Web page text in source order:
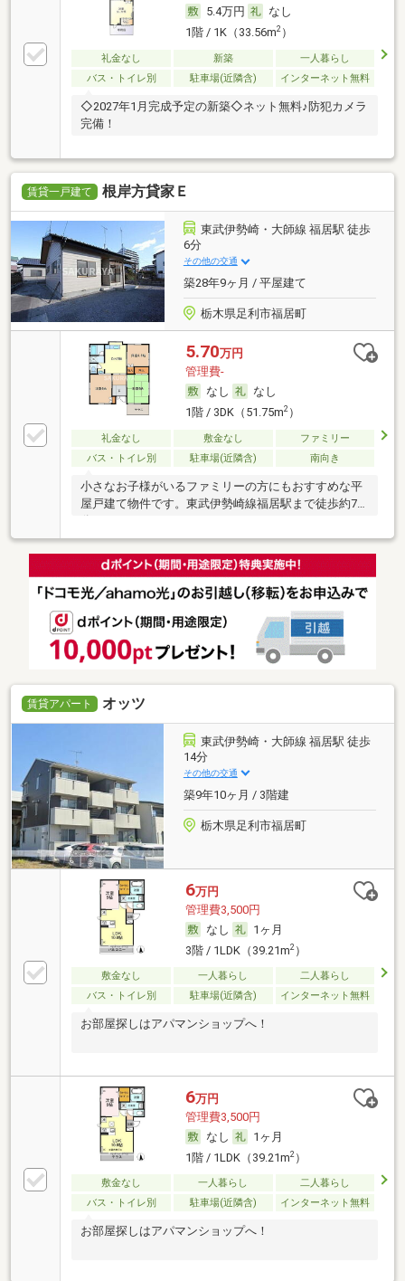
5.4万円
なし
1階 / 1K（33.56m2）
礼金なし 新築
一人暮らし
バス・トイレ別
駐車場(近隣含) インターネット無料
◇2027年1月完成予定の新築◇ネット無料♪防犯カメラ
完備！
賃貸一戸建て 根岸方貸家Ｅ
東武伊勢崎・大師線 福居駅 徒歩
6分
その他の交通
築28年9ヶ月 / 平屋建て
栃木県足利市福居町
5.70万円
管理費-
なし
なし
1階 / 3DK（51.75m2）
礼金なし 敷金なし
ファミリー
バス・トイレ別
駐車場(近隣含) 南向き
小さなお子様がいるファミリーの方にもおすすめな平
屋戸建て物件です。東武伊勢崎線福居駅まで徒歩約7
賃貸アパート オッツ
東武伊勢崎・大師線 福居駅 徒歩
14分
その他の交通
築9年10ヶ月 / 3階建
栃木県足利市福居町
6万円
管理費3,500円
なし
1ヶ月
3階 / 1LDK（39.21m2）
敷金なし 一人暮らし
二人暮らし
バス・トイレ別
駐車場(近隣含) インターネット無料
お部屋探しはアパマンショップへ！
6万円
管理費3,500円
なし
1ヶ月
1階 / 1LDK（39.21m2）
敷金なし 一人暮らし
二人暮らし
バス・トイレ別
駐車場(近隣含) インターネット無料
お部屋探しはアパマンショップへ！